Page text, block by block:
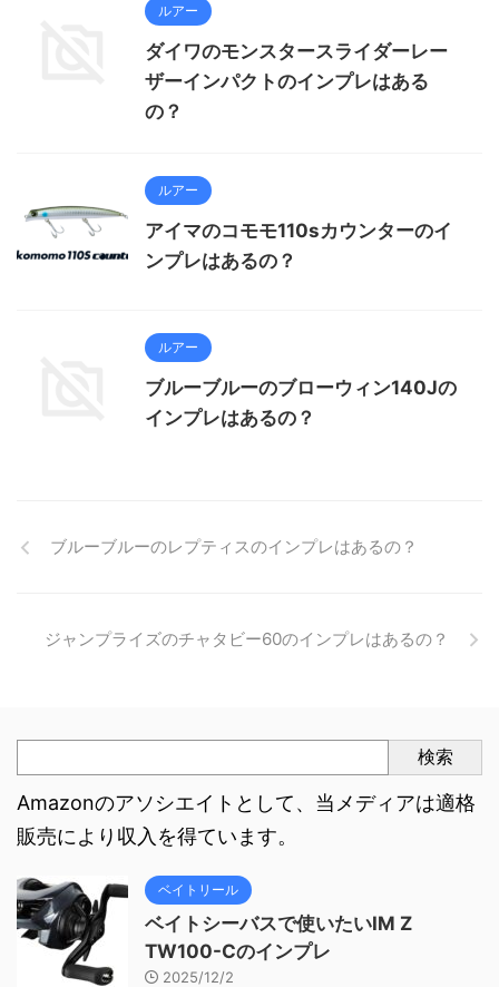
ルアー
ダイワのモンスタースライダーレー
ザーインパクトのインプレはある
の？
ルアー
アイマのコモモ110sカウンターのイ
ンプレはあるの？
ルアー
ブルーブルーのブローウィン140Jの
インプレはあるの？
ブルーブルーのレプティスのインプレはあるの？
ジャンプライズのチャタビー60のインプレはあるの？
検索
Amazonのアソシエイトとして、当メディアは適格
販売により収入を得ています。
ベイトリール
ベイトシーバスで使いたいIM Z
TW100-Cのインプレ
2025/12/2